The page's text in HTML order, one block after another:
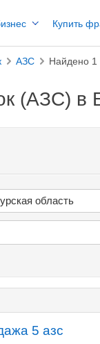
Купить
АЗС Найдено 1
(АЗС) в
область
5 азс